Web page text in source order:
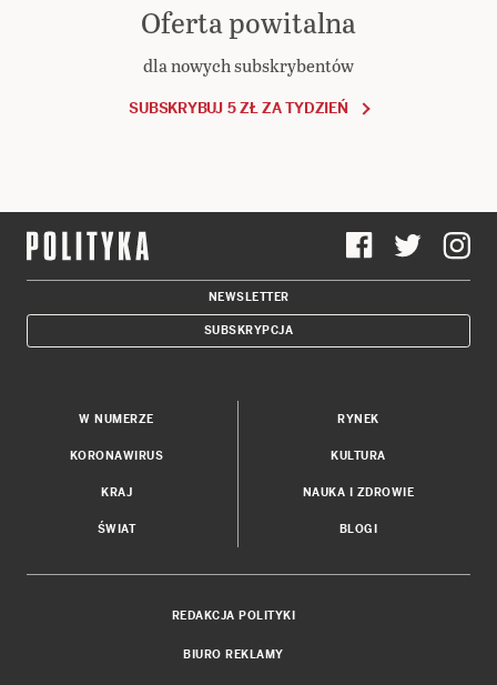
Oferta powitalna
dla nowych subskrybentów
SUBSKRYBUJ 5 ZŁ ZA TYDZIEŃ
NEWSLETTER
SUBSKRYPCJA
W NUMERZE
KORONAWIRUS
KRAJ
ŚWIAT
RYNEK
KULTURA
NAUKA I ZDROWIE
BLOGI
REDAKCJA POLITYKI
BIURO REKLAMY